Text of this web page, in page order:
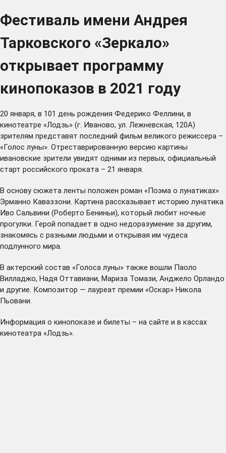
Фестиваль имени Андрея
Тарковского «Зеркало»
открывает программу
кинопоказов в 2021 году
20 января, в 101 день рождения Федерико Феллини, в
кинотеатре «Лодзь» (г. Иваново, ул. Лежневская, 120А)
зрителям представят последний фильм великого режиссера –
«Голос луны». Отреставрированную версию картины
ивановские зрители увидят одними из первых, официальный
старт российского проката – 21 января.
В основу сюжета ленты положен роман «Поэма о лунатиках»
Эрманно Каваззони. Картина рассказывает историю лунатика
Иво Сальвини (Роберто Бениньи), который любит ночные
прогулки. Герой попадает в одно недоразумение за другим,
знакомясь с разными людьми и открывая им чудеса
подлунного мира.
В актерский состав «Голоса луны» также вошли Паоло
Вилладжо, Надя Оттавиани, Мариза Томази, Анджело Орландо
и другие. Композитор — лауреат премии «Оскар» Никола
Пьовани.
Информация о кинопоказе и билеты – на сайте и в кассах
кинотеатра «Лодзь».